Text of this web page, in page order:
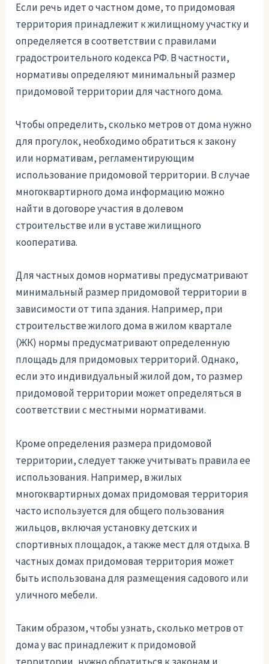
Если речь идет о частном доме, то придомовая
территория принадлежит к жилищному участку и
определяется в соответствии с правилами
градостроительного кодекса РФ. В частности,
нормативы определяют минимальный размер
придомовой территории для частного дома.
Чтобы определить, сколько метров от дома нужно
для прогулок, необходимо обратиться к закону
или нормативам, регламентирующим
использование придомовой территории. В случае
многоквартирного дома информацию можно
найти в договоре участия в долевом
строительстве или в уставе жилищного
кооператива.
Для частных домов нормативы предусматривают
минимальный размер придомовой территории в
зависимости от типа здания. Например, при
строительстве жилого дома в жилом квартале
(ЖК) нормы предусматривают определенную
площадь для придомовых территорий. Однако,
если это индивидуальный жилой дом, то размер
придомовой территории может определяться в
соответствии с местными нормативами.
Кроме определения размера придомовой
территории, следует также учитывать правила ее
использования. Например, в жилых
многоквартирных домах придомовая территория
часто используется для общего пользования
жильцов, включая установку детских и
спортивных площадок, а также мест для отдыха. В
частных домах придомовая территория может
быть использована для размещения садового или
уличного мебели.
Таким образом, чтобы узнать, сколько метров от
дома у вас принадлежит к придомовой